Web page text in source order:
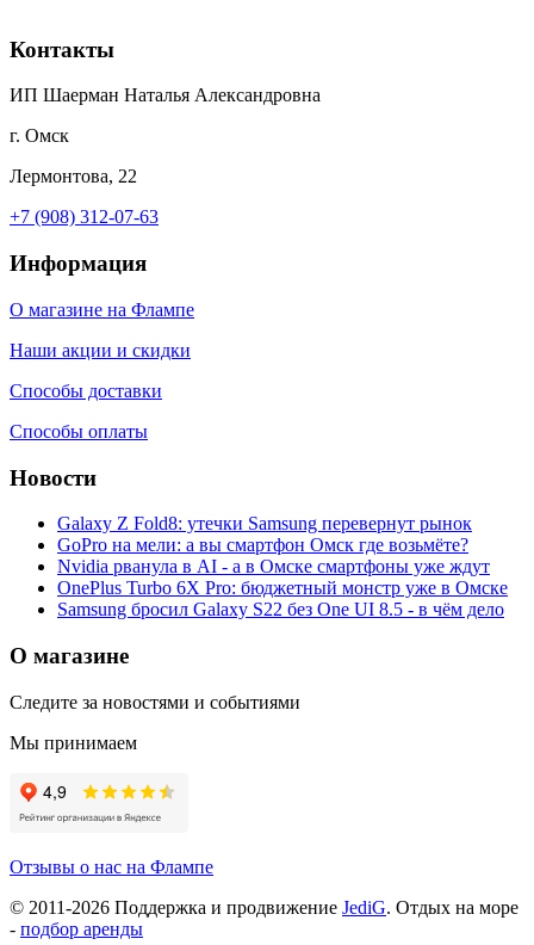
Контакты
ИП Шаерман Наталья Александровна
г. Омск
Лермонтова, 22
+7 (908) 312-07-63
Информация
О магазине на Флампе
Наши акции и скидки
Способы доставки
Способы оплаты
Новости
Galaxy Z Fold8: утечки Samsung перевернут рынок
GoPro на мели: а вы смартфон Омск где возьмёте?
Nvidia рванула в AI - а в Омске смартфоны уже ждут
OnePlus Turbo 6X Pro: бюджетный монстр уже в Омске
Samsung бросил Galaxy S22 без One UI 8.5 - в чём дело
О магазине
Следите за новостями и событиями
Мы принимаем
Отзывы о нас на Флампе
© 2011-2026 Поддержка и продвижение JediG. Отдых на море
- подбор аренды